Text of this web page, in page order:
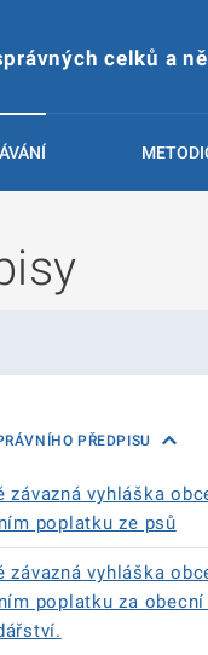
celků a
PŘEDPISU
závazná vyhláška
poplatku ze psů
závazná vyhláška
poplatku za